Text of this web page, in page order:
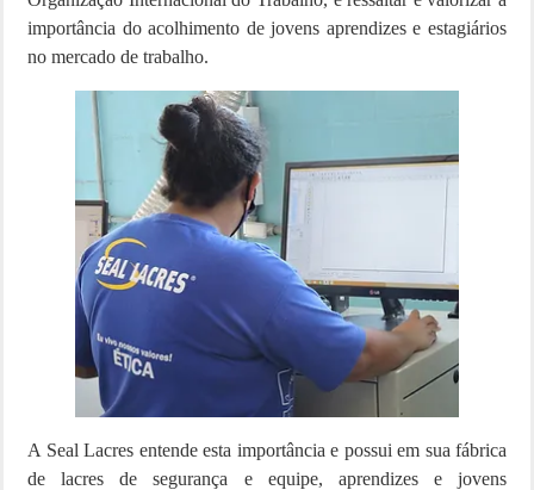
importância do acolhimento de jovens aprendizes e estagiários
no mercado de trabalho.
A Seal Lacres entende esta importância e possui em sua fábrica
de lacres de segurança e equipe, aprendizes e jovens